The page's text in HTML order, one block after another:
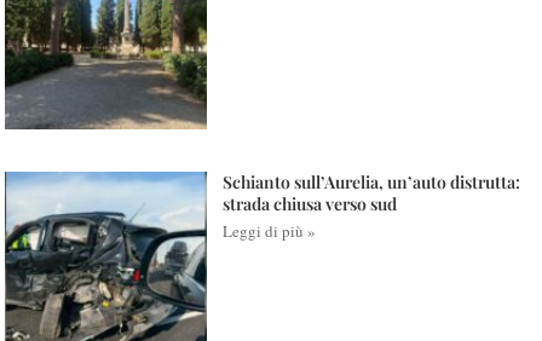
Schianto sull’Aurelia, un’auto distrutta:
strada chiusa verso sud
Leggi di più »